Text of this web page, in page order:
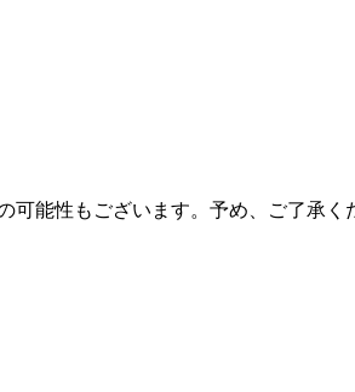
可能性もございます。予め、ご了承く